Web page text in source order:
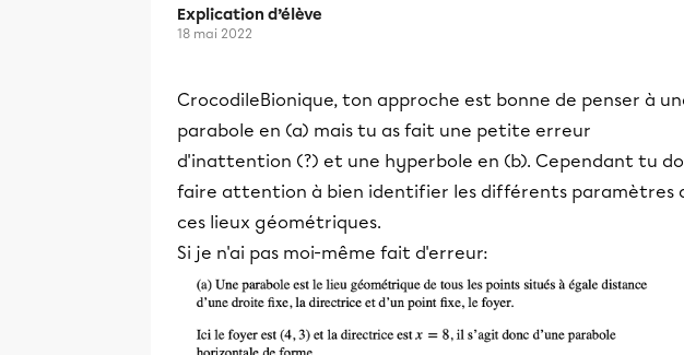
Explication d’élève
18 mai 2022
CrocodileBionique, ton approche est bonne de penser à
parabole en (a) mais tu as fait une petite erreur
d'inattention (?) et une hyperbole en (b). Cependant tu
faire attention à bien identifier les différents paramètres
ces lieux géométriques.
Si je n'ai pas moi-même fait d'erreur: